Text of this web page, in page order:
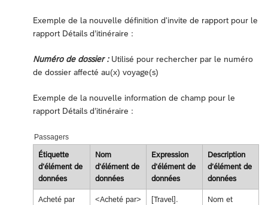
Exemple de la nouvelle définition d'invite de rapport pour le
rapport Détails d’itinéraire :
Numéro de dossier :Utilisé pour rechercher par le numéro
de dossier affecté au(x) voyage(s)
Exemple de la nouvelle information de champ pour le
rapport Détails d’itinéraire :
Passagers
Étiquette
d’élément de
données
Nom
d’élément de
données
Expression
d’élément de
données
Description
d’élément de
données
Acheté par <Acheté par>
[Travel].
Nom et